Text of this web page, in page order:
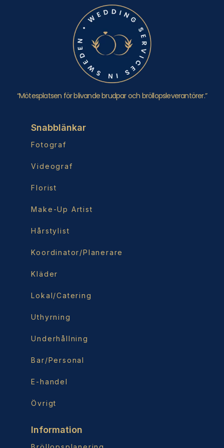
“Mötesplatsen för blivande brudpar och bröllopsleverantörer.”
Snabblänkar
Fotograf
Videograf
Florist
Make-Up Artist
Hårstylist
Koordinator/Planerare
Kläder
Lokal/Catering
Uthyrning
Underhållning
Bar/Personal
E-handel
Övrigt
Information